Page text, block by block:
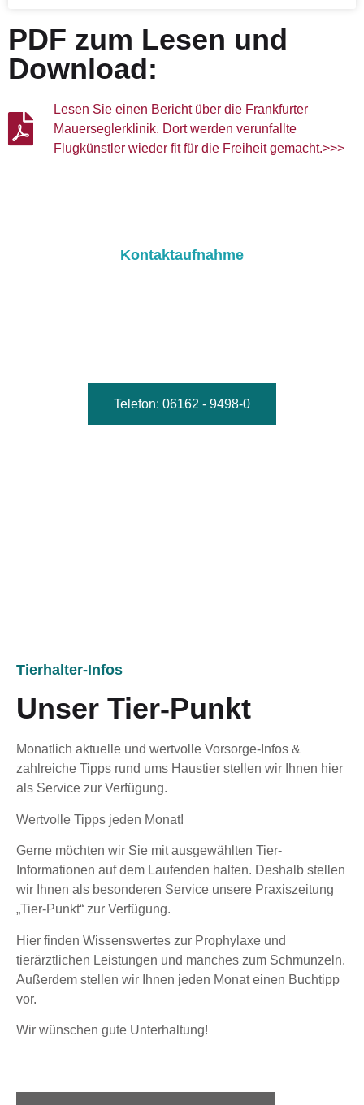
PDF zum Lesen und
Download:
Lesen Sie einen Bericht über die Frankfurter
Mauerseglerklinik. Dort werden verunfallte
Flugkünstler wieder fit für die Freiheit gemacht.>>>
Kontaktaufnahme
Telefon: 06162 - 9498-0
Tierhalter-Infos
Unser Tier-Punkt
Monatlich aktuelle und wertvolle Vorsorge-Infos &
zahlreiche Tipps rund ums Haustier stellen wir Ihnen hier
als Service zur Verfügung.
Wertvolle Tipps jeden Monat!
Gerne möchten wir Sie mit ausgewählten Tier-
Informationen auf dem Laufenden halten. Deshalb stellen
wir Ihnen als besonderen Service unsere Praxiszeitung
„Tier-Punkt“ zur Verfügung.
Hier finden Wissenswertes zur Prophylaxe und
tierärztlichen Leistungen und manches zum Schmunzeln.
Außerdem stellen wir Ihnen jeden Monat einen Buchtipp
vor.
Wir wünschen gute Unterhaltung!